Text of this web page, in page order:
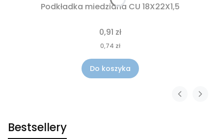
Podkładka miedziana CU 18X22X1,5
0,91 zł
0,74 zł
Do koszyka
Bestsellery